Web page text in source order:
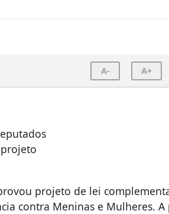
A- A+
projeto de lei
contra Meninas e Mulheres.